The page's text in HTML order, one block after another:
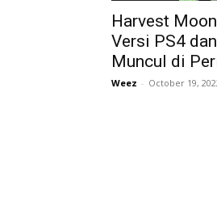
Harvest
Versi PS4
Muncul di
Weez - October 19,